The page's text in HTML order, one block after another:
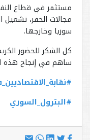
مجالات الحفر، تشغيل
سوريا وخارجها.
كل الشكر للحضور
ساهم في إنجاح هذه
#البترول_السوري